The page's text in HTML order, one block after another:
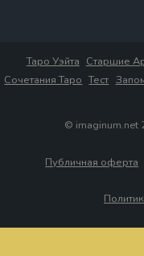
Таро Уэйта Старшие
Сочетания Таро Тест
© imaginum.net
Публичная оферта